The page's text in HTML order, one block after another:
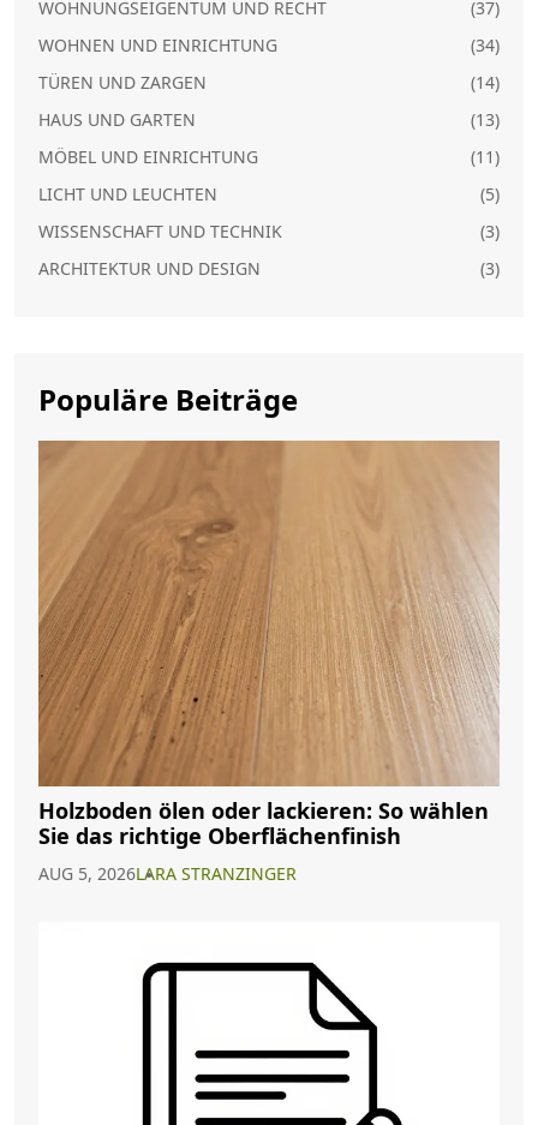
WOHNUNGSEIGENTUM UND RECHT
(37)
WOHNEN UND EINRICHTUNG
(34)
TÜREN UND ZARGEN
(14)
HAUS UND GARTEN
(13)
MÖBEL UND EINRICHTUNG
(11)
LICHT UND LEUCHTEN
(5)
WISSENSCHAFT UND TECHNIK
(3)
ARCHITEKTUR UND DESIGN
(3)
Populäre Beiträge
Holzboden ölen oder lackieren: So wählen
Sie das richtige Oberflächenfinish
AUG 5, 2026LARA STRANZINGER